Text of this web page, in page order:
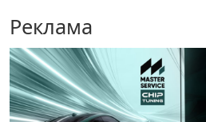
Реклама